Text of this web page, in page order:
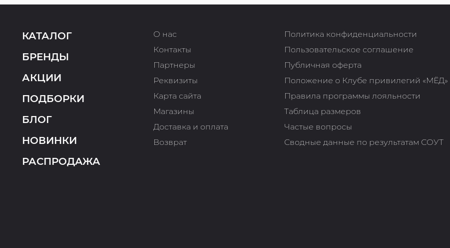
КАТАЛОГ
БРЕНДЫ
АКЦИИ
ПОДБОРКИ
БЛОГ
НОВИНКИ
РАСПРОДАЖА
О нас
Контакты
Партнеры
Реквизиты
Карта сайта
Магазины
Доставка и оплата
Возврат
Политика конфиденциальности
Пользовательское соглашение
Публичная оферта
Положение о Клубе привилегий «МЁД»
Правила программы лояльности
Таблица размеров
Частые вопросы
Сводные данные по результатам СОУТ